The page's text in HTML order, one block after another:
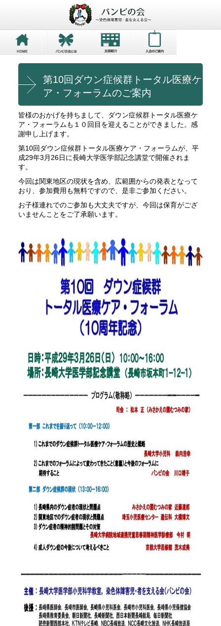
第10回ダウン症候群トータル医療ケ
ア・フォーラムのご案内
皆様のおかげを持ちまして、ダウン症候群トータル医療ケ
ア・フォーラムも１０回目を迎えることができました。感
謝申し上げます。
第10回ダウン症候群トータル医療ケア・フォーラムが、平
成29年3月26日に長崎大学医学部記念講堂で開催されま
す。
今回は関東地区の現状を含め、広範囲からの発表となって
おり、参加費用も無料ですので、是非ご参加ください。
お子様連れでのご参加も大丈夫ですが、今回は保育がござ
いませんことをご了承願います。